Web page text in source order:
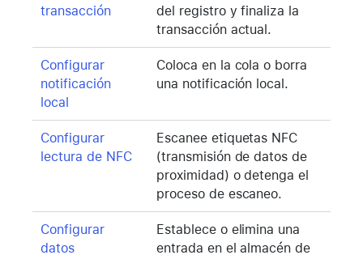
transacción
del registro y finaliza la
transacción actual.
Configurar
notificación
local
Coloca en la cola o borra
una notificación local.
Configurar
lectura de NFC
Escanee etiquetas NFC
(transmisión de datos de
proximidad) o detenga el
proceso de escaneo.
Configurar
datos
Establece o elimina una
entrada en el almacén de